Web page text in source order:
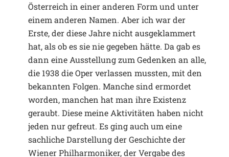
Österreich in einer anderen Form und unter
einem anderen Namen. Aber ich war der
Erste, der diese Jahre nicht ausgeklammert
hat, als ob es sie nie gegeben hätte. Da gab es
dann eine Ausstellung zum Gedenken an alle,
die 1938 die Oper verlassen mussten, mit den
bekannten Folgen. Manche sind ermordet
worden, manchen hat man ihre Existenz
geraubt. Diese meine Aktivitäten haben nicht
jeden nur gefreut. Es ging auch um eine
sachliche Darstellung der Geschichte der
Wiener Philharmoniker, der Vergabe des